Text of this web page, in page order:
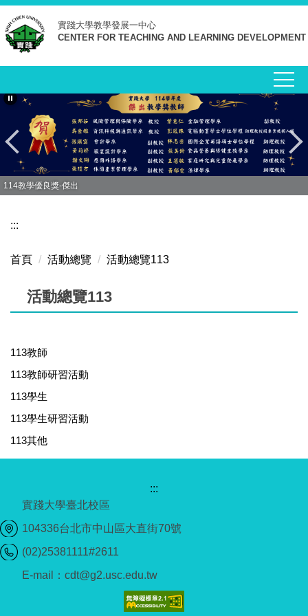
跳
到
主
要
容
實踐大學教學發展一中心
CENTER FOR TEACHING AND LEARNING DEVELOPMENT
114教學優良獎-傑出
:::
首頁 活動總覽 活動總覽113
活動總覽113
113教師
113教師研習活動
113學生
113學生研習活動
113其他
:::
實踐大學臺北校區
104336台北市中山區大直街70號
(02)25381111#2611
E-mail：cdt@g2.usc.edu.tw